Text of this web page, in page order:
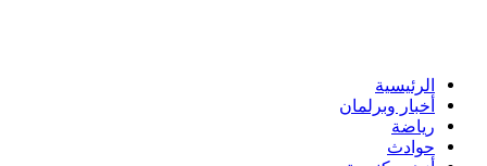
الرئيسية
أخبار وبرلمان
رياضة
حوادث